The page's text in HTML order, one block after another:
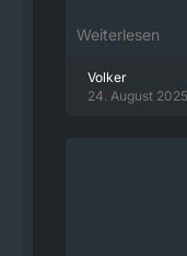
Weiterlesen
Volker
24. August